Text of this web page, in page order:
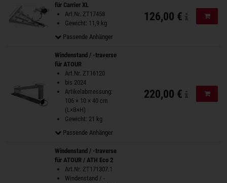
für Carrier XL
Art.Nr. ZT17458
Gewicht: 11,9 kg
Passende Anhänger
126,00 €
Windenstand / -traverse
für ATOUR
Art.Nr. ZT16120
bis 2024
Artikelabmessung:
106 × 10 × 40 cm
(L×B×H)
Gewicht: 21 kg
Passende Anhänger
220,00 €
Windenstand / -traverse
für ATOUR / ATH Eco 2
Art.Nr. ZT171307.1
Windenstand / -